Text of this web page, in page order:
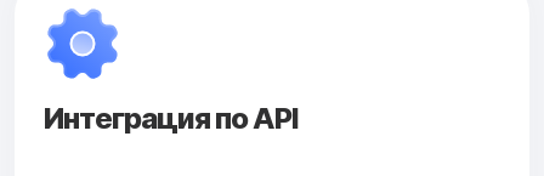
Интеграция по API